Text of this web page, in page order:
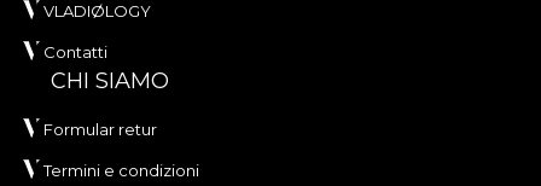
VLADIØLOGY
Contatti
CHI SIAMO
Formular retur
Termini e condizioni